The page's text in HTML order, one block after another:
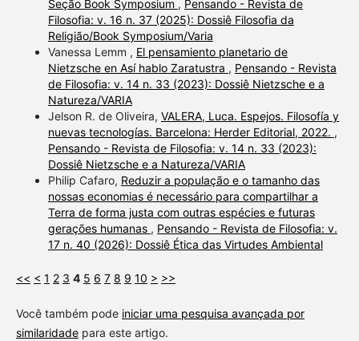
Seção Book Symposium , Pensando - Revista de
Filosofia: v. 16 n. 37 (2025): Dossiê Filosofia da
Religião/Book Symposium/Varia
Vanessa Lemm , El pensamiento planetario de
Nietzsche en Así hablo Zaratustra , Pensando - Revista
de Filosofia: v. 14 n. 33 (2023): Dossiê Nietzsche e a
Natureza/VARIA
Jelson R. de Oliveira, VALERA, Luca. Espejos. Filosofía y
nuevas tecnologías. Barcelona: Herder Editorial, 2022. ,
Pensando - Revista de Filosofia: v. 14 n. 33 (2023):
Dossiê Nietzsche e a Natureza/VARIA
Philip Cafaro, Reduzir a população e o tamanho das
nossas economias é necessário para compartilhar a
Terra de forma justa com outras espécies e futuras
gerações humanas , Pensando - Revista de Filosofia: v.
17 n. 40 (2026): Dossiê Ética das Virtudes Ambiental
<< < 1 2 3 4 5 6 7 8 9 10 > >>
Você também pode iniciar uma pesquisa avançada por
similaridadepara este artigo.